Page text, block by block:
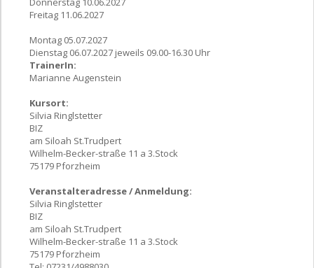
Freitag 11.06.2027
Montag 05.07.2027
Dienstag 06.07.2027 jeweils 09.00-16.30 Uhr
TrainerIn:
Marianne Augenstein
Kursort:
Silvia Ringlstetter
BIZ
am Siloah St.Trudpert
Wilhelm-Becker-straße 11 a 3.Stock
75179 Pforzheim
Veranstalteradresse / Anmeldung:
Silvia Ringlstetter
BIZ
am Siloah St.Trudpert
Wilhelm-Becker-straße 11 a 3.Stock
75179 Pforzheim